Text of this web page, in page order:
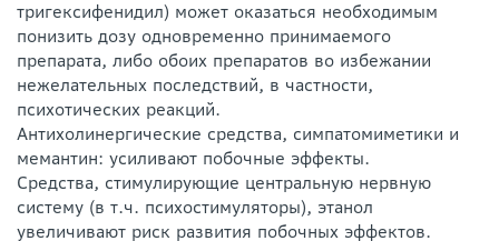
тригексифенидил) может оказаться необходимым
понизить дозу одновременно принимаемого
препарата, либо обоих препаратов во избежании
нежелательных последствий, в частности,
психотических реакций.
Антихолинергические средства, симпатомиметики и
мемантин: усиливают побочные эффекты.
Средства, стимулирующие центральную нервную
систему (в т.ч. психостимуляторы), этанол
увеличивают риск развития побочных эффектов.